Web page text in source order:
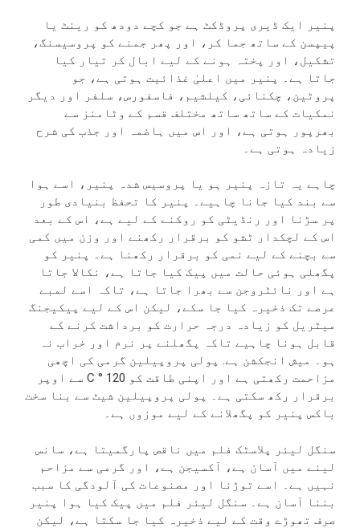
پنیر ایک ڈیری پروڈکٹ ہے جو کچے دودھ کو رینٹ یا
پیپسن کے ساتھ جما کر، اور پھر جمنے کو پروسیسنگ،
تشکیل، اور پختہ ہونے کے لیے ابال کر تیار کیا
جاتا ہے۔ پنیر میں اعلیٰ غذائیت ہوتی ہے، جو
پروٹین، چکنائی، کیلشیم، فاسفورس، سلفر اور دیگر
نمکیات کے ساتھ ساتھ مختلف قسم کے وٹامنز سے
بھرپور ہوتی ہے، اور اس میں ہاضمہ اور جذب کی شرح
زیادہ ہوتی ہے۔
چاہے یہ تازہ پنیر ہو یا پروسیس شدہ پنیر، اسے ہوا
سے بند کیا جانا چاہیے۔ پنیر کا تحفظ بنیادی طور
پر سڑنا اور رنڈیٹی کو روکنے کے لیے ہے، اس کے بعد
اس کے لچکدار ٹشو کو برقرار رکھنے اور وزن میں کمی
سے بچنے کے لیے نمی کو برقرار رکھنا ہے۔ پنیر کو
پگھلی ہوئی حالت میں پیک کیا جاتا ہے، نکالا جاتا
ہے اور نائٹروجن سے بھرا جاتا ہے، تاکہ اسے لمبے
عرصے تک ذخیرہ کیا جا سکے، لیکن اس کے لیے پیکیجنگ
میٹریل کو زیادہ درجہ حرارت کو برداشت کرنے کے
قابل ہونا چاہیے تاکہ پگھلنے پر نرم اور خراب نہ
ہو۔ میش انجکشن ہے. پولی پروپیلین گرمی کی اچھی
مزاحمت رکھتی ہے اور اپنی طاقت کو 120 ° C سے اوپر
برقرار رکھ سکتی ہے۔ پولی پروپیلین شیٹ سے بنا سخت
باکس پنیر کو پگھلانے کے لیے موزوں ہے۔
سنگل لیئر پلاسٹک فلم میں ناقص پارگمیتا ہے، سانس
لینے میں آسان ہے، آکسیجن ہے، اور گرمی سے مزاحم
نہیں ہے۔ اسے توڑنا اور مصنوعات کی آلودگی کا سبب
بننا آسان ہے۔ سنگل لیئر فلم میں پیک کیا ہوا پنیر
صرف تھوڑے وقت کے لیے ذخیرہ کیا جا سکتا ہے، لیکن